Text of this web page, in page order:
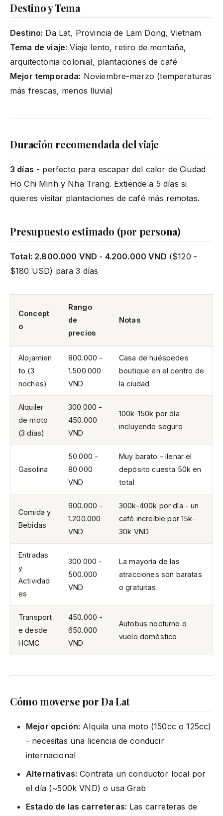
Destino y Tema
Destino: Da Lat, Provincia de Lam Dong, Vietnam
Tema de viaje: Viaje lento, retiro de montaña,
arquitectonia colonial, plantaciones de café
Mejor temporada: Noviembre-marzo (temperaturas
más frescas, menos lluvia)
Duración recomendada del viaje
3 días - perfecto para escapar del calor de Ciudad
Ho Chi Minh y Nha Trang. Extiende a 5 días si
quieres visitar plantaciones de café más remotas.
Presupuesto estimado (por persona)
Total: 2.800.000 VND - 4.200.000 VND ($120 -
$180 USD) para 3 días
Concept
o
Rango
de
precios
Notas
Alojamien
to (3
noches)
800.000 -
1.500.000
VND
Casa de huéspedes
boutique en el centro de
la ciudad
Alquiler
de moto
(3 días)
300.000 -
450.000
VND
100k-150k por día
incluyendo seguro
Gasolina
50.000 -
80.000
VND
Muy barato - llenar el
depósito cuesta 50k en
total
Comida y
Bebidas
900.000 -
1.200.000
VND
300k-400k por día - un
café increíble por 15k-
30k VND
Entradas
y
Actividad
es
300.000 -
500.000
VND
La mayoría de las
atracciones son baratas
o gratuitas
Transport
e desde
HCMC
450.000 -
650.000
VND
Autobus nocturno o
vuelo doméstico
Cómo moverse por Da Lat
Mejor opción: Alquila una moto (150cc o 125cc)
- necesitas una licencia de conducir
internacional
Alternativas: Contrata un conductor local por
el día (~500k VND) o usa Grab
Estado de las carreteras: Las carreteras de